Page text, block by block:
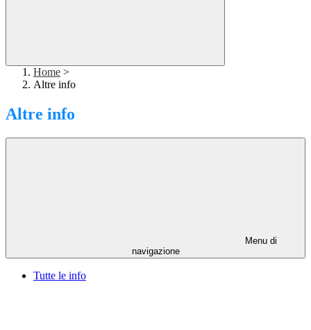
Home >
Altre info
Altre info
Menu di
navigazione
Tutte le info